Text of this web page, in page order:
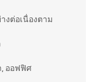
งต่อเนื่องตาม
, ออฟฟิศ